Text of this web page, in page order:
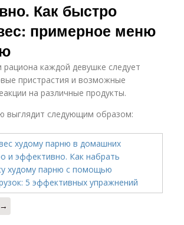
Как быстро
примерное меню
рациона каждой девушке следует
пристрастия и возможные
на различные продукты.
выглядит следующим образом: